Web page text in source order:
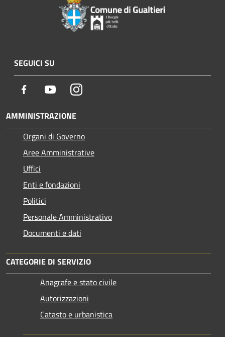
SEGUICI SU
Facebook YoutubeInstagram
AMMINISTRAZIONE
Organi di Governo
Aree Amministrative
Uffici
Enti e fondazioni
Politici
Personale Amministrativo
Documenti e dati
CATEGORIE DI SERVIZIO
Anagrafe e stato civile
Autorizzazioni
Catasto e urbanistica